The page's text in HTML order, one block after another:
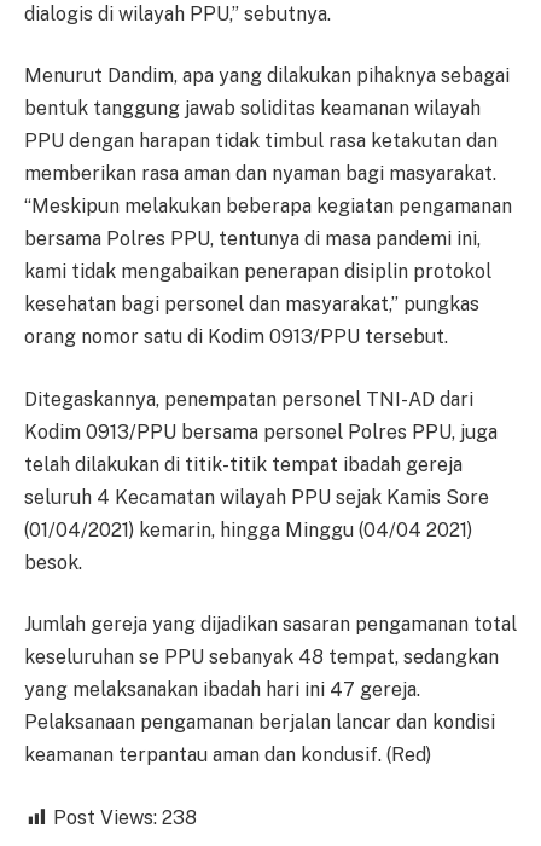
dialogis di wilayah PPU,” sebutnya.
Menurut Dandim, apa yang dilakukan pihaknya sebagai
bentuk tanggung jawab soliditas keamanan wilayah
PPU dengan harapan tidak timbul rasa ketakutan dan
memberikan rasa aman dan nyaman bagi masyarakat.
“Meskipun melakukan beberapa kegiatan pengamanan
bersama Polres PPU, tentunya di masa pandemi ini,
kami tidak mengabaikan penerapan disiplin protokol
kesehatan bagi personel dan masyarakat,” pungkas
orang nomor satu di Kodim 0913/PPU tersebut.
Ditegaskannya, penempatan personel TNI-AD dari
Kodim 0913/PPU bersama personel Polres PPU, juga
telah dilakukan di titik-titik tempat ibadah gereja
seluruh 4 Kecamatan wilayah PPU sejak Kamis Sore
(01/04/2021) kemarin, hingga Minggu (04/04 2021)
besok.
Jumlah gereja yang dijadikan sasaran pengamanan total
keseluruhan se PPU sebanyak 48 tempat, sedangkan
yang melaksanakan ibadah hari ini 47 gereja.
Pelaksanaan pengamanan berjalan lancar dan kondisi
keamanan terpantau aman dan kondusif. (Red)
Post Views: 238